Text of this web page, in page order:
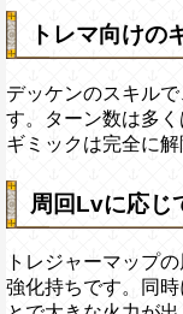
トレマ向けの
デッケンのスキル
す。ターン数は多
ギミックは完全に解
周回Lvに応じ
トレジャーマップ
強化持ちです。同